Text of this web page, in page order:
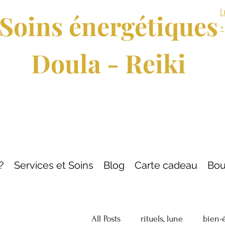
énergétiques
Doula - Reiki
Services et Soins Blog Carte cadeau
All Posts rituels, lune bien-